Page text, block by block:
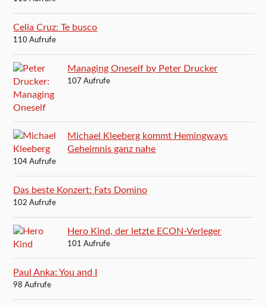
Celia Cruz: Te busco
110 Aufrufe
Managing Oneself by Peter Drucker
107 Aufrufe
Michael Kleeberg kommt Hemingways
Geheimnis ganz nahe
104 Aufrufe
Das beste Konzert: Fats Domino
102 Aufrufe
Hero Kind, der letzte ECON-Verleger
101 Aufrufe
Paul Anka: You and I
98 Aufrufe